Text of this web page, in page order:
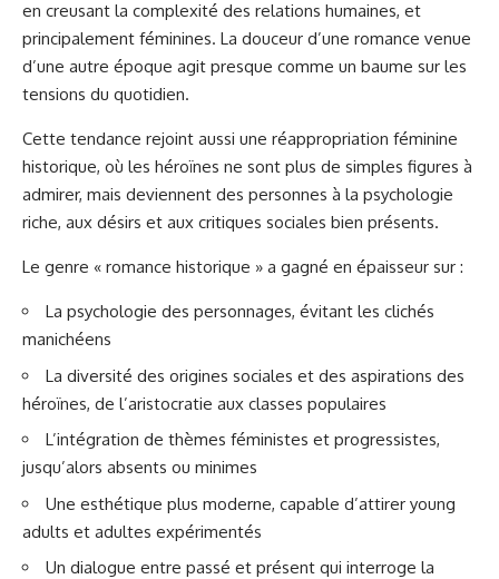
en creusant la complexité des relations humaines, et
principalement féminines. La douceur d’une romance venue
d’une autre époque agit presque comme un baume sur les
tensions du quotidien.
Cette tendance rejoint aussi une réappropriation féminine
historique, où les héroïnes ne sont plus de simples figures à
admirer, mais deviennent des personnes à la psychologie
riche, aux désirs et aux critiques sociales bien présents.
Le genre « romance historique » a gagné en épaisseur sur :
La psychologie des personnages, évitant les clichés
manichéens
La diversité des origines sociales et des aspirations des
héroïnes, de l’aristocratie aux classes populaires
L’intégration de thèmes féministes et progressistes,
jusqu’alors absents ou minimes
Une esthétique plus moderne, capable d’attirer young
adults et adultes expérimentés
Un dialogue entre passé et présent qui interroge la